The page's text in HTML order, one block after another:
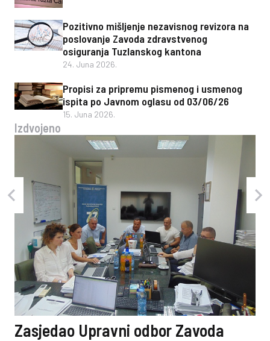
Pozitivno mišljenje nezavisnog revizora na
poslovanje Zavoda zdravstvenog
osiguranja Tuzlanskog kantona
24. Juna 2026.
Propisi za pripremu pismenog i usmenog
ispita po Javnom oglasu od 03/06/26
15. Juna 2026.
Izdvojeno
Zasjedao Upravni odbor Zavoda